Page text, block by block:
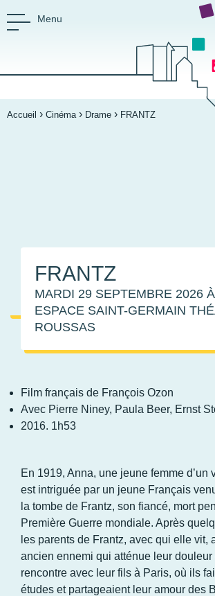
CULTURE
Espace culturel
Menu
Accueil › Cinéma › Drame › FRANTZ
FRANTZ
MARDI 29 SEPTEMBRE 2026
ESPACE SAINT-GERMAIN
ROUSSAS
Film français de François Ozon
Avec Pierre Niney, Paula Beer, Ernst
2016. 1h53
En 1919, Anna, une jeune femme d’un
est intriguée par un jeune Français
la tombe de Frantz, son fiancé, mort
Première Guerre mondiale. Après
les parents de Frantz, avec qui elle vit,
ancien ennemi qui atténue leur douleur
rencontre avec leur fils à Paris, où ils
études et partageaient leur amour des